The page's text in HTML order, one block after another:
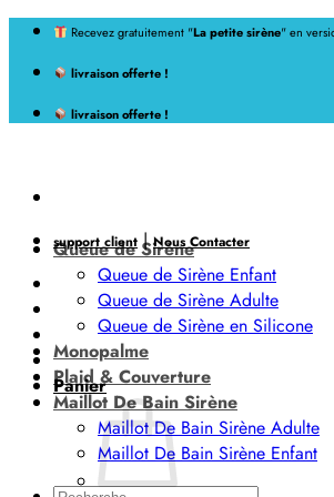
Passer
contenu
Recevez gratuitement "La petite sirène" en
livraison offerte !
livraison offerte !
support client |Nous Contacter
Panier
Queue de Sirène
Queue de Sirène Enfant
Queue de Sirène Adulte
Queue de Sirène en Silicone
Monopalme
Plaid & Couverture
Maillot De Bain Sirène
Maillot De Bain Sirène Adulte
Maillot De Bain Sirène Enfant